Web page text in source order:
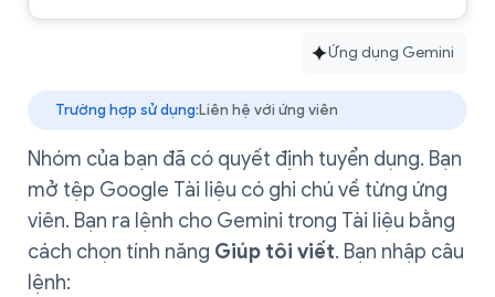
Ứng dụng Gemini
Trường hợp sử dụng:Liên hệ với ứng viên
Nhóm của bạn đã có quyết định tuyển dụng. Bạn
mở tệp Google Tài liệu có ghi chú về từng ứng
viên. Bạn ra lệnh cho Gemini trong Tài liệu bằng
cách chọn tính năng Giúp tôi viết. Bạn nhập câu
lệnh: